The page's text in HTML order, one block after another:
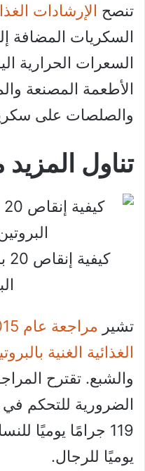
تنصح الإرشادات
السعرات الحرارية
الأطعمة المصنعة
والصلصات على
تناول
تشير مراجعة عام 2015
الغذائية الغنية
والشبع. تقترح
يوميًا للرجال.